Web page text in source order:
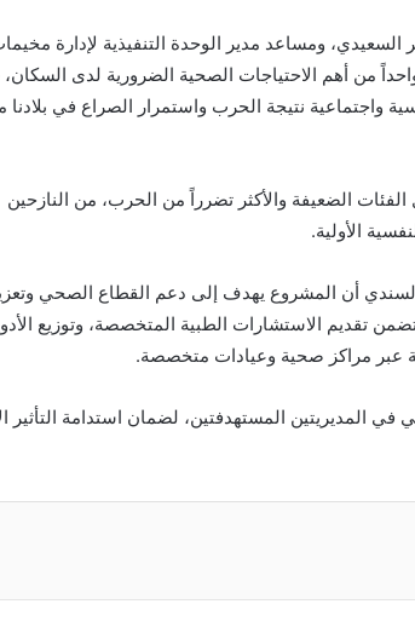
ومساعد مدير الوحدة التنفيذية لإدارة
من أهم الاحتياجات الصحية الضرورية لدى
واجتماعية نتيجة الحرب واستمرار الصراع في بلادنا
الضعيفة والأكثر تضرراً من الحرب، من النازحين
الأولية.
أن المشروع يهدف إلى دعم القطاع الصحي
تقديم الاستشارات الطبية المتخصصة، وتوزيع
عبر مراكز صحية وعيادات متخصصة.
المديريتين المستهدفتين، لضمان استدامة التأثير